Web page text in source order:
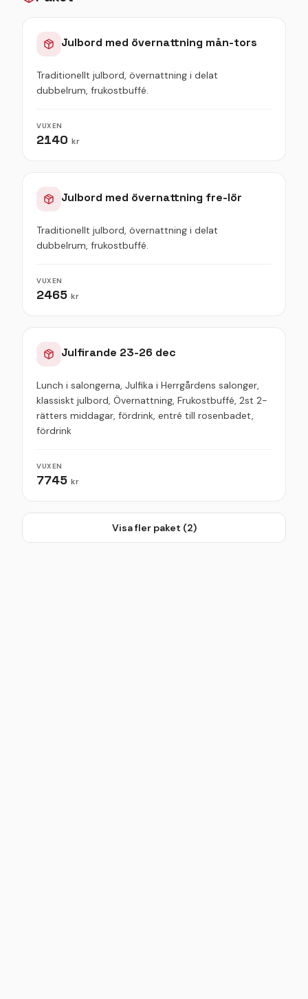
Julbord med övernattning mån-tors
Traditionellt julbord, övernattning i delat
dubbelrum, frukostbuffé.
VUXEN
2140 kr
Julbord med övernattning fre-lör
Traditionellt julbord, övernattning i delat
dubbelrum, frukostbuffé.
VUXEN
2465 kr
Julfirande 23-26 dec
Lunch i salongerna, Julfika i Herrgårdens salonger,
klassiskt julbord, Övernattning, Frukostbuffé, 2st 2-
rätters middagar, fördrink, entré till rosenbadet,
fördrink
VUXEN
7745 kr
Visa fler paket (2)